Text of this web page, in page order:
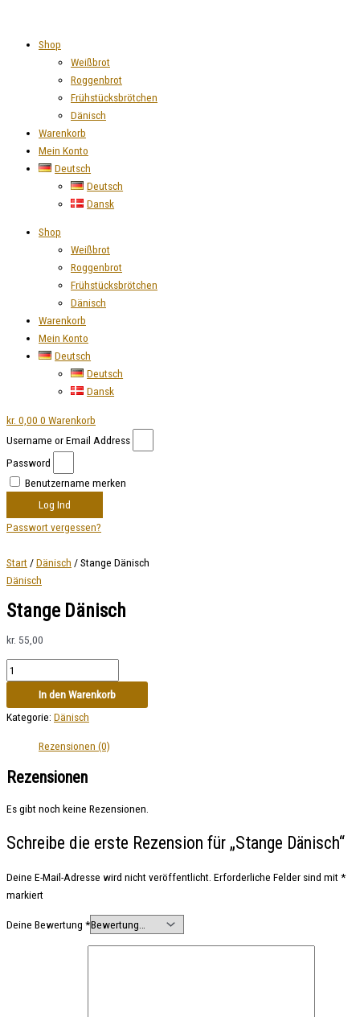
springenShop
Weißbrot
Roggenbrot
Frühstücksbrötchen
Dänisch
Warenkorb
Mein Konto
Deutsch
Deutsch
Dansk
Shop
Weißbrot
Roggenbrot
Frühstücksbrötchen
Dänisch
Warenkorb
Mein Konto
Deutsch
Deutsch
Dansk
kr. 0,00 0 Warenkorb
Username or Email Address
Password
Benutzername merken
Log Ind
Passwort vergessen?
Start /Dänisch / Stange Dänisch
Dänisch
Stange Dänisch
kr. 55,00
Menge
In den Warenkorb
Kategorie: Dänisch
Rezensionen (0)
Rezensionen
Es gibt noch keine Rezensionen.
Schreibe die erste Rezension für „Stange Dänisch“
Deine E-Mail-Adresse wird nicht veröffentlicht. Erforderliche Felder sind mit *
markiert
Deine Bewertung *